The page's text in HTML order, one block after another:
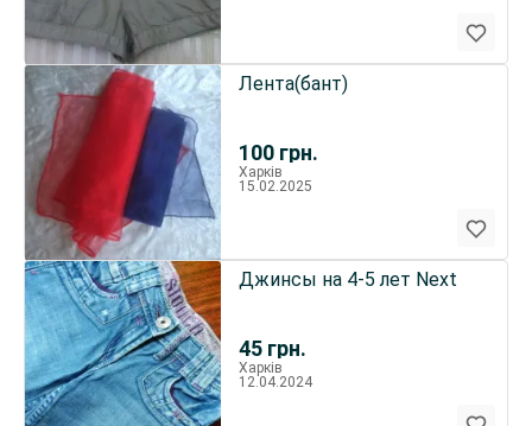
100 грн.
Лента(бант)
Харків
15.02.2025
45 грн.
Джинсы на 4-5 лет Next
Харків
12.04.2024